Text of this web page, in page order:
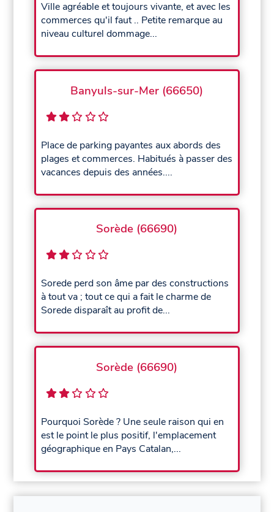
Ville agréable et toujours vivante, et avec les
commerces qu'il faut .. Petite remarque au
niveau culturel dommage...
Banyuls-sur-Mer (66650)
Place de parking payantes aux abords des
plages et commerces. Habitués à passer des
vacances depuis des années....
Sorède (66690)
Sorede perd son âme par des constructions
à tout va ; tout ce qui a fait le charme de
Sorede disparaît au profit de...
Sorède (66690)
Pourquoi Sorède ? Une seule raison qui en
est le point le plus positif, l'emplacement
géographique en Pays Catalan,...